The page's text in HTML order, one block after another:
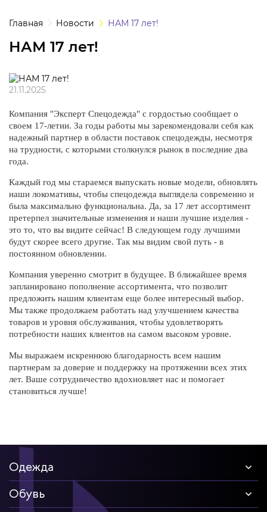
одежда
одежда
одежда
сред
услуг
и головные
Главная Новости НАМ 17 лет!
НАМ 17 лет!
21.11.2025
Компания "Эксперт Спецодежда" с гордостью сообщает о
своем 17-летии. За годы работы мы зарекомендовали себя как
надежный партнер в области поставок спецодежды, несмотря
на трудности, с которыми столкнулся рынок в последние два
года.
Каждый год мы стараемся выпускать новые модели, обновлять
наши локомативы, чтобы спецодежда выглядела современно и
была максимально функциональна. Да, за 17 лет ассортимент
претерпел значительные изменения и наши лучшие изделия -
это то, что вы видите сейчас! В следующем году лучшими
будут скорее всего другие. Так мы видим свой путь - в
постоянном обновлении.
Компания уверенно смотрит в будущее. В ближайшее время
запланировано пополнение ассортимента, что позволит
предложить нашим клиентам еще более интересный выбор.
Мы также продолжаем работать над улучшением качества
товаров и уровня обслуживания, чтобы удовлетворять
потребности наших клиентов на самом высоком уровне.
Мы выражаем искреннюю благодарность всем нашим
партнерам за доверие и поддержку на протяжении всех этих
лет. Ваше сотрудничество вдохновляет нас и помогает
становиться лучше!
Одежда
Обувь